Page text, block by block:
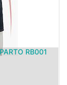
RB001